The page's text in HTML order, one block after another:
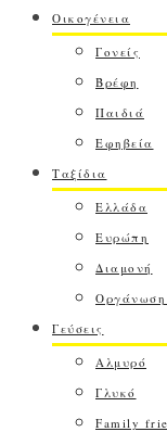
Οικογένεια
Γονείς
Βρέφη
Παιδιά
Εφηβεία
Ταξίδια
Ελλάδα
Ευρώπη
Διαμονή
Οργάνωση
Γεύσεις
Αλμυρό
Γλυκό
Family